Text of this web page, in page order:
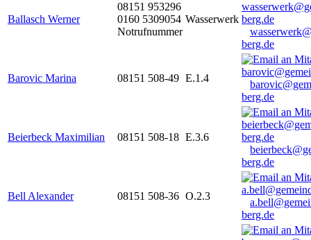
Ballasch Werner
08151 953296
0160 5309054
Notrufnummer
Wasserwerk
berg.de
Barovic Marina 08151 508-49 E.1.4
berg.de
Beierbeck Maximilian 08151 508-18 E.3.6
berg.de
Bell Alexander 08151 508-36 O.2.3
berg.de